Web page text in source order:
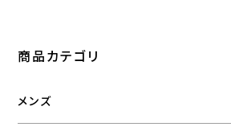
商品カテゴリ
メンズ